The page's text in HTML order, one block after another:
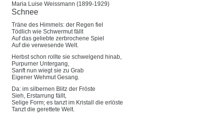
Maria Luise Weissmann (1899-1929)
Schnee
Träne des Himmels: der Regen fiel
Tödlich wie Schwermut fällt
Auf das geliebte zerbrochene Spiel
Auf die verwesende Welt.
Herbst schon rollte sie schwelgend hinab,
Purpurner Untergang,
Sanft nun wiegt sie zu Grab
Eigener Wehmut Gesang.
Da: im silbernen Blitz der Fröste
Sieh, Erstarrung fällt,
Selige Form; es tanzt im Kristall die erlöste
Tanzt die gerettete Welt.